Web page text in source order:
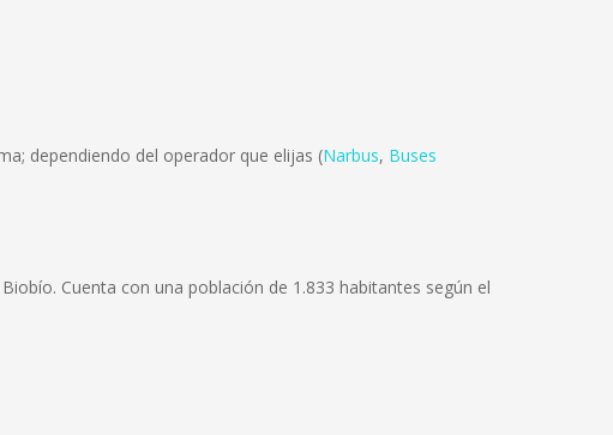
dependiendo del operador que elijas (Narbus, Buses
Cuenta con una población de 1.833 habitantes según el